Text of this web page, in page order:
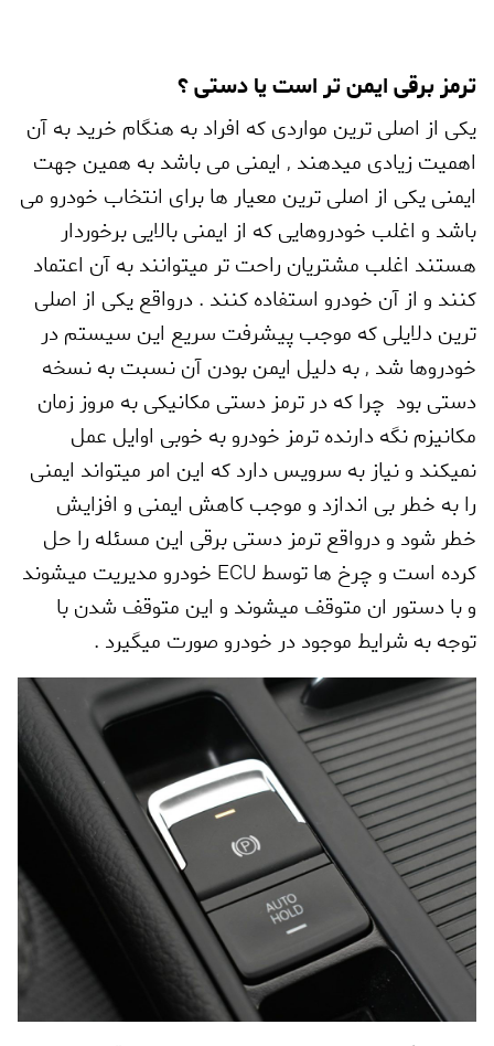
ترمز برقی ایمن تر است یا دستی ؟
یکی از اصلی ترین مواردی که افراد به هنگام خرید به آن
اهمیت زیادی میدهند , ایمنی می باشد به همین جهت
ایمنی یکی از اصلی ترین معیار ها برای انتخاب خودرو می
باشد و اغلب خودروهایی که از ایمنی بالایی برخوردار
هستند اغلب مشتریان راحت تر میتوانند به آن اعتماد
کنند و از آن خودرو استفاده کنند . درواقع یکی از اصلی
ترین دلایلی که موجب پیشرفت سریع این سیستم در
خودروها شد ,به دلیل ایمن بودن آن نسبت به نسخه
دستی بود چرا که در ترمز دستی مکانیکی به مروز زمان
مکانیزم نگه دارنده ترمز خودرو به خوبی اوایل عمل
نمیکند و نیاز به سرویس دارد که این امر میتواند ایمنی
را به خطر بی اندازد و موجب کاهش ایمنی و افزایش
خطر شود و درواقع ترمز دستی برقی این مسئله را حل
کرده است و چرخ ها توسط ECU خودرو مدیریت میشوند
و با دستور ان متوقف میشوند و این متوقف شدن با
توجه به شرایط موجود در خودرو صورت میگیرد .